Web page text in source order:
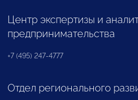
Центр экспертизы и
предпринимательства
+7 (495) 247-4777
Отдел регионального